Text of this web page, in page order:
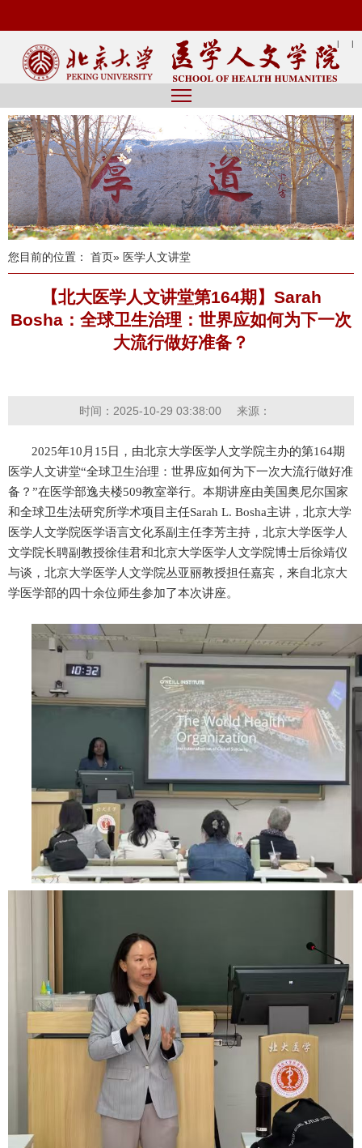
| |
您目前的位置： 首页» 医学人文讲堂
【北大医学人文讲堂第164期】Sarah
Bosha：全球卫生治理：世界应如何为下一次
大流行做好准备？
时间：2025-10-29 03:38:00 来源：
2025年10月15日，由北京大学医学人文学院主办的第164期
医学人文讲堂“全球卫生治理：世界应如何为下一次大流行做好准
备？”在医学部逸夫楼509教室举行。本期讲座由美国奥尼尔国家
和全球卫生法研究所学术项目主任Sarah L. Bosha主讲，北京大学
医学人文学院医学语言文化系副主任李芳主持，北京大学医学人
文学院长聘副教授徐佳君和北京大学医学人文学院博士后徐靖仪
与谈，北京大学医学人文学院丛亚丽教授担任嘉宾，来自北京大
学医学部的四十余位师生参加了本次讲座。